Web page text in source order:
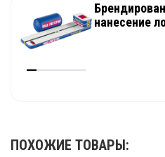
нанесение
ПОХОЖИЕ ТОВАРЫ: